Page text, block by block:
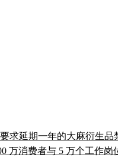
求延期一年的大麻衍生
万消费者与 5 万个工作岗